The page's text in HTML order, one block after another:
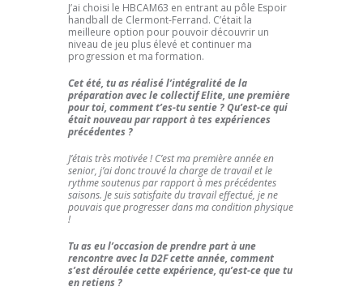
J’ai choisi le HBCAM63 en entrant au pôle Espoir
handball de Clermont-Ferrand. C’était la
meilleure option pour pouvoir découvrir un
niveau de jeu plus élevé et continuer ma
progression et ma formation.
Cet été, tu as réalisé l’intégralité de la
préparation avec le collectif Elite, une première
pour toi, comment t’es-tu sentie ? Qu’est-ce qui
était nouveau par rapport à tes expériences
précédentes ?
J’étais très motivée ! C’est ma première année en
senior, j’ai donc trouvé la charge de travail et le
rythme soutenus par rapport à mes précédentes
saisons. Je suis satisfaite du travail effectué, je ne
pouvais que progresser dans ma condition physique
!
Tu as eu l’occasion de prendre part à une
rencontre avec la D2F cette année, comment
s’est déroulée cette expérience, qu’est-ce que tu
en retiens ?